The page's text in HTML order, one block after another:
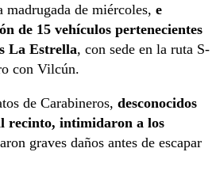
de miércoles, e
de 15 vehículos pertenecientes
La Estrella, con sede en la ruta S-
con Vilcún.
de Carabineros, desconocidos
recinto, intimidaron a los
graves daños antes de escapar